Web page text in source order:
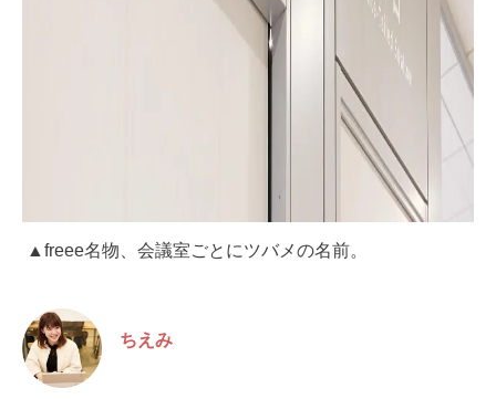
▲freee名物、会議室ごとにツバメの名前。
ちえみ